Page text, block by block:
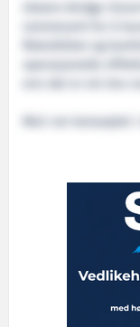
Ulstein Bridge
rammeverk for å
fleksibilitet og
operasjonelle
Meir om